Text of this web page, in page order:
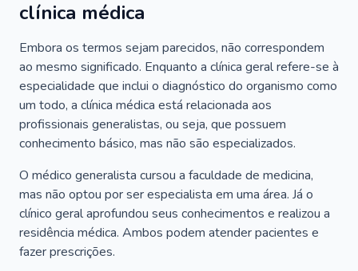
clínica médica
Embora os termos sejam parecidos, não correspondem
ao mesmo significado. Enquanto a clínica geral refere-se à
especialidade que inclui o diagnóstico do organismo como
um todo, a clínica médica está relacionada aos
profissionais generalistas, ou seja, que possuem
conhecimento básico, mas não são especializados.
O médico generalista cursou a faculdade de medicina,
mas não optou por ser especialista em uma área. Já o
clínico geral aprofundou seus conhecimentos e realizou a
residência médica. Ambos podem atender pacientes e
fazer prescrições.